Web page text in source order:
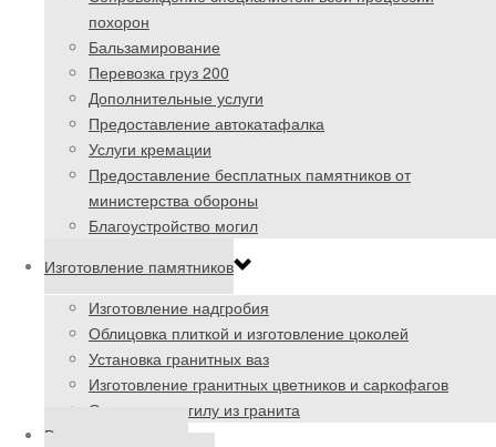
похорон
Бальзамирование
Перевозка груз 200
Дополнительные услуги
Предоставление автокатафалка
Услуги кремации
Предоставление бесплатных памятников от
министерства обороны
Благоустройство могил
Изготовление памятников
Изготовление надгробия
Облицовка плиткой и изготовление цоколей
Установка гранитных ваз
Изготовление гранитных цветников и саркофагов
Ограда на могилу из гранита
Ритуальные товары